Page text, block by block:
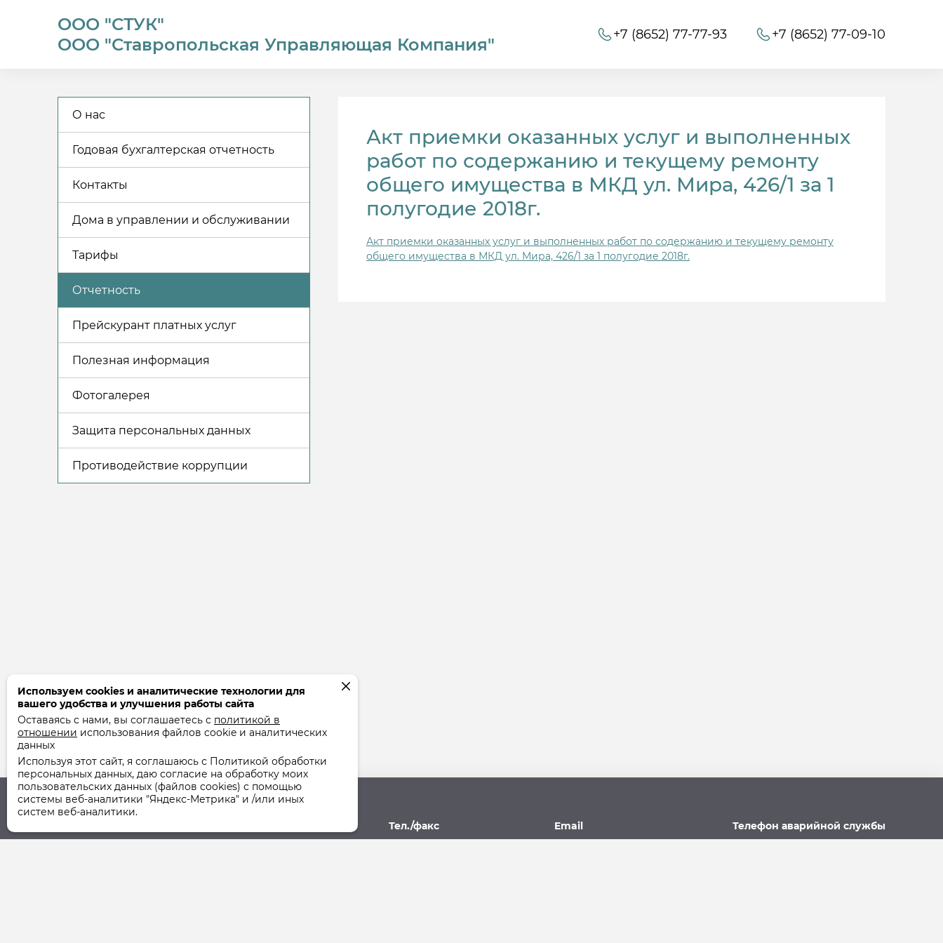
ООО "СТУК"
ООО "Ставропольская Управляющая Компания"
+7 (8652) 77-77-93 +7 (8652) 77-09-10
О нас
Годовая бухгалтерская отчетность
Контакты
Дома в управлении и обслуживании
Тарифы
Отчетность
Прейскурант платных услуг
Полезная информация
Фотогалерея
Защита персональных данных
Противодействие коррупции
Акт приемки оказанных услуг и выполненных
работ по содержанию и текущему ремонту
общего имущества в МКД ул. Мира, 426/1 за 1
полугодие 2018г.
Акт приемки оказанных услуг и выполненных работ по содержанию и текущему ремонту
общего имущества в МКД ул. Мира, 426/1 за 1 полугодие 2018г.
Тел./факс
Email
Телефон аварийной службы
Используем cookies и аналитические технологии для
вашего удобства и улучшения работы сайта
Оставаясь с нами, вы соглашаетесь с политикой в
отношении использования файлов cookie и аналитических
данных
Используя этот сайт, я соглашаюсь с Политикой обработки
персональных данных, даю согласие на обработку моих
пользовательских данных (файлов cookies) с помощью
системы веб-аналитики "Яндекс-Метрика" и /или иных
систем веб-аналитики.